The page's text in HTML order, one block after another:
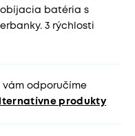
batéria s
3 rýchlosti
vám odporučíme
produkty